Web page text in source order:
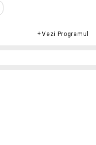
Vezi Programul